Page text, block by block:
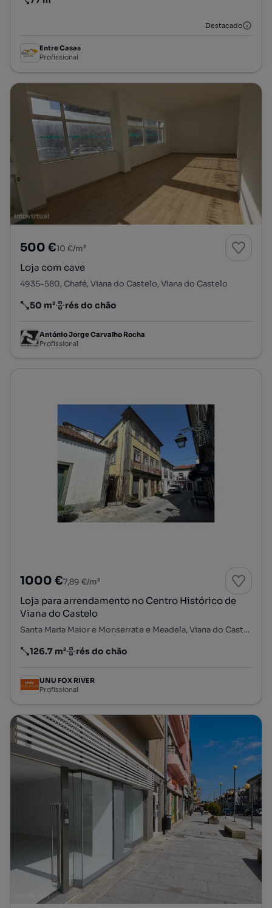
Preço por metro quadrado
Destacado
Entre Casas
Profissional
500 €10 €/m²
Loja com cave
4935-580, Chafé, Viana do Castelo, Viana do Castelo
Preço por metro quadrado
50 m²
Andar rés do chão
António Jorge Carvalho Rocha
Profissional
1000 €7,89 €/m²
Loja para arrendamento no Centro Histórico de
Viana do Castelo
Santa Maria Maior e Monserrate e Meadela, Viana do Castelo, Viana do Castelo
Preço por metro quadrado
126.7 m²
Andar rés do chão
UNU FOX RIVER
Profissional